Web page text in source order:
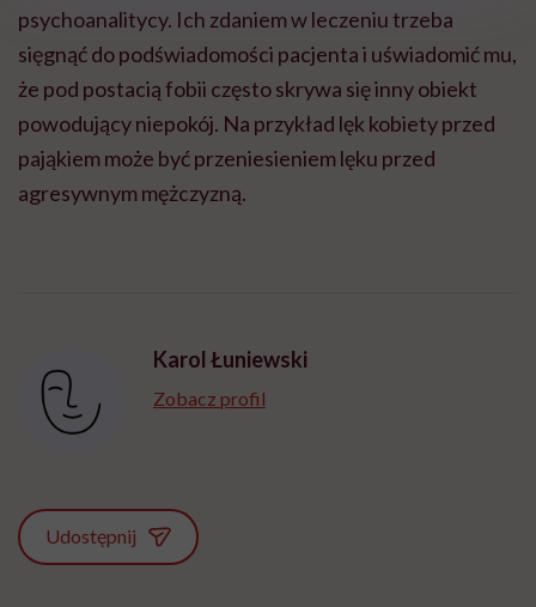
psychoanalitycy. Ich zdaniem w leczeniu trzeba
sięgnąć do podświadomości pacjenta i uświadomić mu,
że pod postacią fobii często skrywa się inny obiekt
powodujący niepokój. Na przykład lęk kobiety przed
pająkiem może być przeniesieniem lęku przed
agresywnym mężczyzną.
Karol Łuniewski
Zobacz profil
Udostępnij